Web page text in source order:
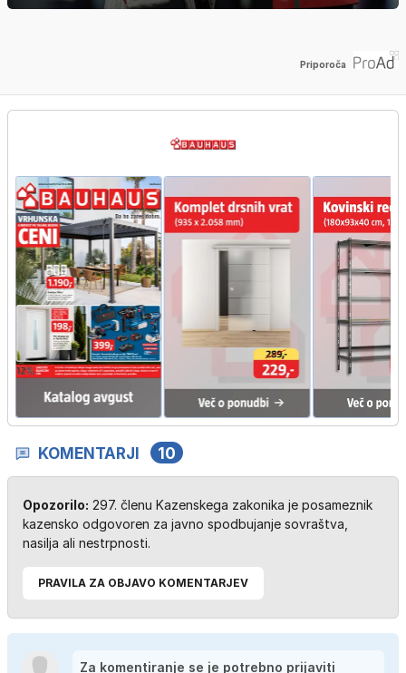
Priporoča
KOMENTARJI 10
Opozorilo: 297. členu Kazenskega zakonika je posameznik
kazensko odgovoren za javno spodbujanje sovraštva,
nasilja ali nestrpnosti.
PRAVILA ZA OBJAVO KOMENTARJEV